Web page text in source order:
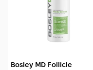
Bosley MD Follicle